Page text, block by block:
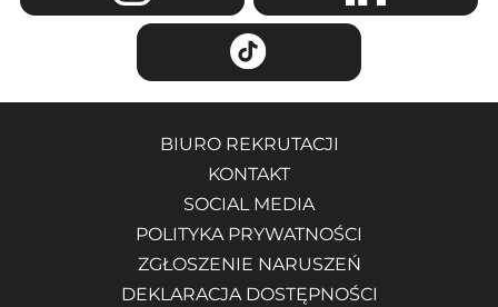
BIURO REKRUTACJI
KONTAKT
SOCIAL MEDIA
POLITYKA PRYWATNOŚCI
ZGŁOSZENIE NARUSZEŃ
DEKLARACJA DOSTĘPNOŚCI